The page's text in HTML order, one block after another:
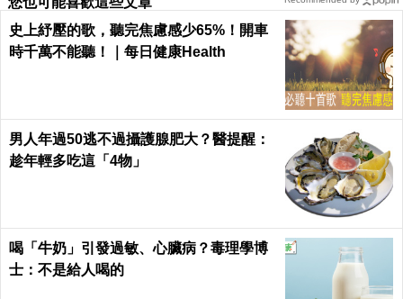
史上紓壓的歌，聽完焦慮感少65%！開車
時千萬不能聽！｜每日健康Health
男人年過50逃不過攝護腺肥大？醫提醒：
趁年輕多吃這「4物」
喝「牛奶」引發過敏、心臟病？毒理學博
士：不是給人喝的